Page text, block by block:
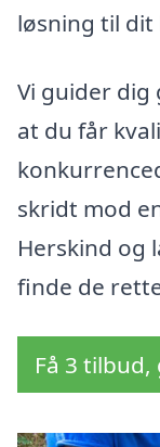
løsning til dit
Vi guider dig
at du får
skridt mod
Herskind og
finde de
Få 3